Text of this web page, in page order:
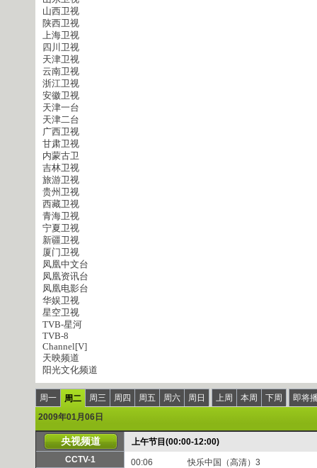
山西卫视
陕西卫视
上海卫视
四川卫视
天津卫视
云南卫视
浙江卫视
安徽卫视
天津一台
天津二台
广西卫视
甘肃卫视
内蒙古卫
吉林卫视
旅游卫视
贵州卫视
西藏卫视
青海卫视
宁夏卫视
新疆卫视
厦门卫视
凤凰中文台
凤凰资讯台
凤凰电影台
华娱卫视
星空卫视
TVB-星河
TVB-8
Channel[V]
天映频道
阳光文化频道
周一 周二 周三 周四 周五 周六 周日 上周 本周 下周
即将
2009年01月06日
央视频道
CCTV-1
上午节目(00:00-12:00)
00:06 快乐中国（高清）3